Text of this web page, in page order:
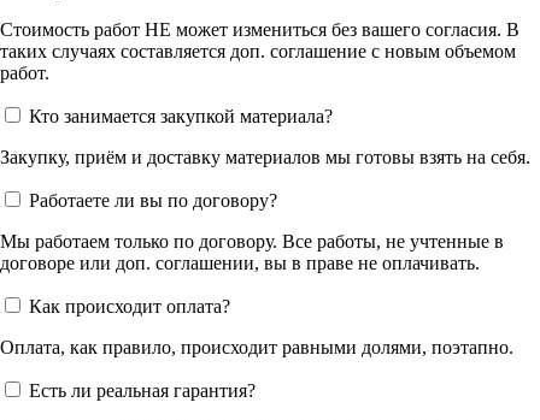
Стоимость работ НЕ может измениться без вашего согласия. В
таких случаях составляется доп. соглашение с новым объемом
работ.
Кто занимается закупкой материала?
Закупку, приём и доставку материалов мы готовы взять на себя.
Работаете ли вы по договору?
Мы работаем только по договору. Все работы, не учтенные в
договоре или доп. соглашении, вы в праве не оплачивать.
Как происходит оплата?
Оплата, как правило, происходит равными долями, поэтапно.
Есть ли реальная гарантия?